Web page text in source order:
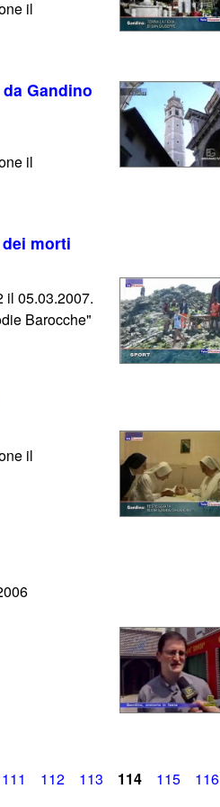
il
Gandino
il
morti
il 05.03.2007.
Barocche"
il
111 112 113 114 115 116